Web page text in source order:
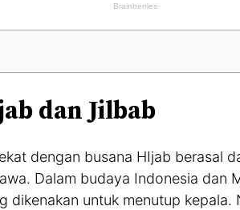
dan Jilbab
dengan busana HIjab berasal
Dalam budaya Indonesia dan
dikenakan untuk menutup